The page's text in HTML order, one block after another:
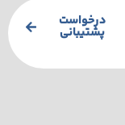
درخواست
پشتیبانی